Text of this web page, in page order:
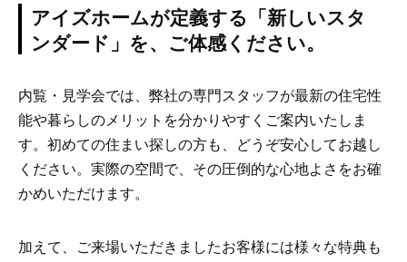
アイズホームが定義する「新しいスタ
ンダード」を、ご体感ください。
内覧・見学会では、弊社の専門スタッフが最新の住宅性
能や暮らしのメリットを分かりやすくご案内いたしま
す。初めての住まい探しの方も、どうぞ安心してお越し
ください。実際の空間で、その圧倒的な心地よさをお確
かめいただけます。
加えて、ご来場いただきましたお客様には様々な特典も